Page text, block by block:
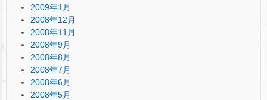
2009年1月
2008年12月
2008年11月
2008年9月
2008年8月
2008年7月
2008年6月
2008年5月